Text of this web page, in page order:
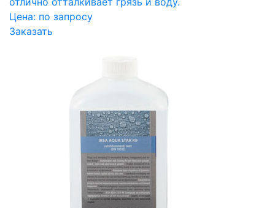
Цена: по запросу
Заказать